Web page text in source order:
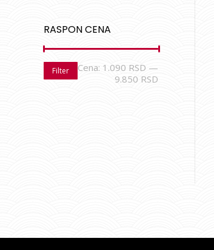
RASPON CENA
Filter Cena: 1.090 RSD —
9.850 RSD